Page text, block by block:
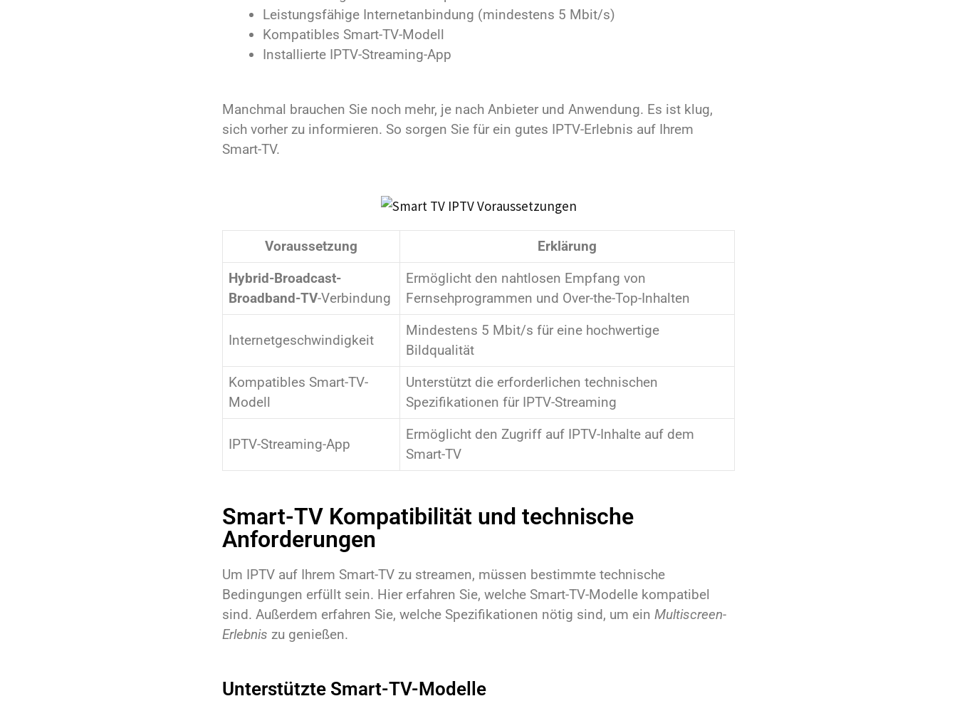
Leistungsfähige Internetanbindung (mindestens 5 Mbit/s)
Kompatibles Smart-TV-Modell
Installierte IPTV-Streaming-App
Manchmal brauchen Sie noch mehr, je nach Anbieter und Anwendung. Es ist klug,
sich vorher zu informieren. So sorgen Sie für ein gutes IPTV-Erlebnis auf Ihrem
Smart-TV.
Voraussetzung
Erklärung
Hybrid-Broadcast-
Broadband-TV-Verbindung
Ermöglicht den nahtlosen Empfang von
Fernsehprogrammen und Over-the-Top-Inhalten
Internetgeschwindigkeit
Mindestens 5 Mbit/s für eine hochwertige
Bildqualität
Kompatibles Smart-TV-
Modell
Unterstützt die erforderlichen technischen
Spezifikationen für IPTV-Streaming
IPTV-Streaming-App
Ermöglicht den Zugriff auf IPTV-Inhalte auf dem
Smart-TV
Smart-TV Kompatibilität und technische
Anforderungen
Um IPTV auf Ihrem Smart-TV zu streamen, müssen bestimmte technische
Bedingungen erfüllt sein. Hier erfahren Sie, welche Smart-TV-Modelle kompatibel
sind. Außerdem erfahren Sie, welche Spezifikationen nötig sind, um ein Multiscreen-
Erlebnis zu genießen.
Unterstützte Smart-TV-Modelle